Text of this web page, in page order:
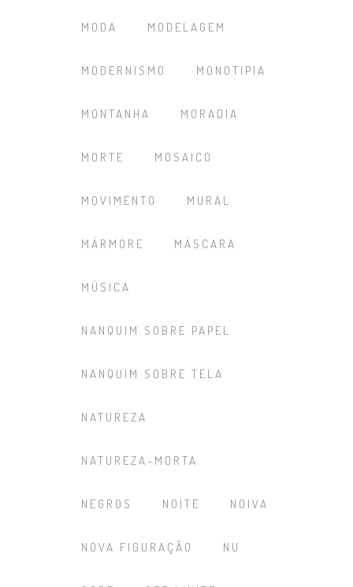
MODA MODELAGEM
MODERNISMO MONOTIPIA
MONTANHA MORADIA
MORTE MOSAICO
MOVIMENTO MURAL
MÁRMORE MÁSCARA
MÚSICA
NANQUIM SOBRE PAPEL
NANQUIM SOBRE TELA
NATUREZA
NATUREZA-MORTA
NEGROS NOITE NOIVA
NOVA FIGURAÇÃO NU